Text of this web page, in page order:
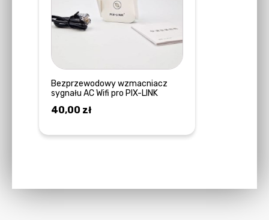
Bezprzewodowy wzmacniacz
sygnału AC Wifi pro PIX-LINK
40,00 zł